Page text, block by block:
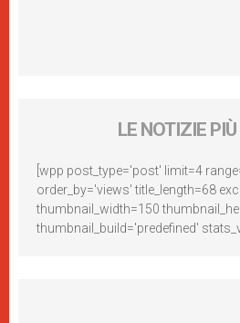
LE NOTIZIE
[wpp post_type='post' limit=4
order_by='views' title_length=68
thumbnail_width=150
thumbnail_build='predefined'